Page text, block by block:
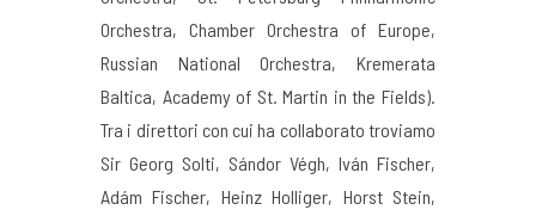
Orchestra, Chamber Orchestra of Europe,
Russian National Orchestra, Kremerata
Baltica, Academy of St. Martin in the Fields).
Tra i direttori con cui ha collaborato troviamo
Sir Georg Solti, Sándor Végh, Iván Fischer,
Adám Fischer, Heinz Holliger, Horst Stein,